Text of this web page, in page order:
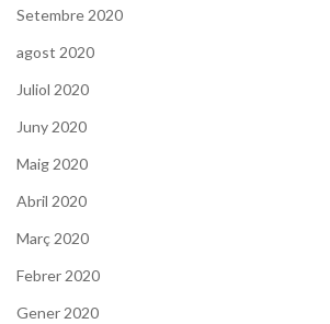
Setembre 2020
agost 2020
Juliol 2020
Juny 2020
Maig 2020
Abril 2020
Març 2020
Febrer 2020
Gener 2020